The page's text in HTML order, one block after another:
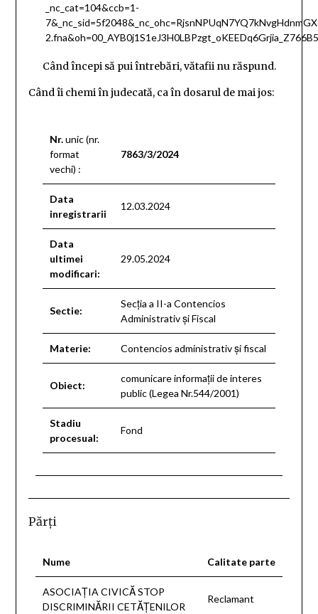
Când începi să pui întrebări, vătafii nu răspund.
Când îi chemi în judecată, ca în dosarul de mai jos:
Nr. unic (nr.
format
vechi) :
7863/3/2024
Data
inregistrarii
12.03.2024
Data
ultimei
modificari:
29.05.2024
Sectie:
Secţia a II-a Contencios
Administrativ şi Fiscal
Materie: Contencios administrativ şi fiscal
Obiect:
comunicare informaţii de interes
public (Legea Nr.544/2001)
Stadiu
procesual:
Fond
Părţi
Nume Calitate parte
ASOCIAŢIA CIVICĂ STOP
DISCRIMINĂRII CETĂŢENILOR
Reclamant